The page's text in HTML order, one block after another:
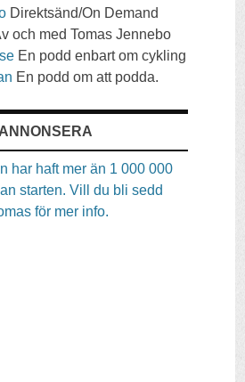
Direktsänd/On Demand
och med Tomas Jennebo
En podd enbart om cykling
En podd om att podda.
ANNONSERA
har haft mer än 1 000 000
starten. Vill du bli sedd
för mer info.